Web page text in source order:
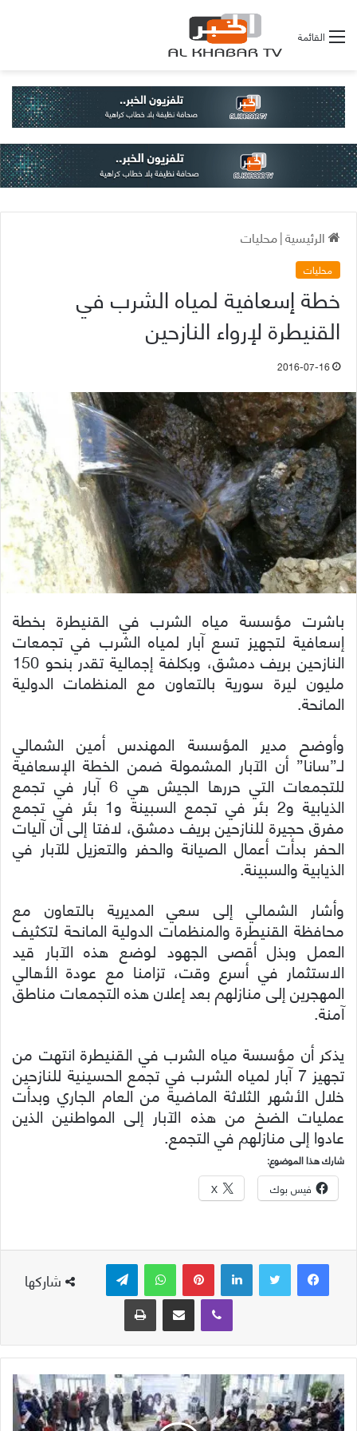
القائمة
الرئيسية|محليات
محليات
خطة إسعافية لمياه الشرب في
القنيطرة لإرواء النازحين
2016-07-16
باشرت مؤسسة مياه الشرب في القنيطرة بخطة
إسعافية لتجهيز تسع آبار لمياه الشرب في تجمعات
النازحين بريف دمشق، وبكلفة إجمالية تقدر بنحو 150
مليون ليرة سورية بالتعاون مع المنظمات الدولية
المانحة.
وأوضح مدير المؤسسة المهندس أمين الشمالي
لـ”سانا” أن الآبار المشمولة ضمن الخطة الإسعافية
للتجمعات التي حررها الجيش هي 6 آبار في تجمع
الذيابية و2 بئر في تجمع السبينة و1 بئر في تجمع
مفرق حجيرة للنازحين بريف دمشق، لافتا إلى أن آليات
الحفر بدأت أعمال الصيانة والحفر والتعزيل للآبار في
الذيابية والسبينة.
وأشار الشمالي إلى سعي المديرية بالتعاون مع
محافظة القنيطرة والمنظمات الدولية المانحة لتكثيف
العمل وبذل أقصى الجهود لوضع هذه الآبار قيد
الاستثمار في أسرع وقت، تزامنا مع عودة الأهالي
المهجرين إلى منازلهم بعد إعلان هذه التجمعات مناطق
آمنة.
يذكر أن مؤسسة مياه الشرب في القنيطرة انتهت من
تجهيز 7 آبار لمياه الشرب في تجمع الحسينية للنازحين
خلال الأشهر الثلاثة الماضية من العام الجاري وبدأت
عمليات الضخ من هذه الآبار إلى المواطنين الذين
عادوا إلى منازلهم في التجمع.
شارك هذا الموضوع:
فيس بوك X
شاركها
لينكدإن بينتيريست واتساب
ڤايبر
مشاركة عبر البريد طباعة